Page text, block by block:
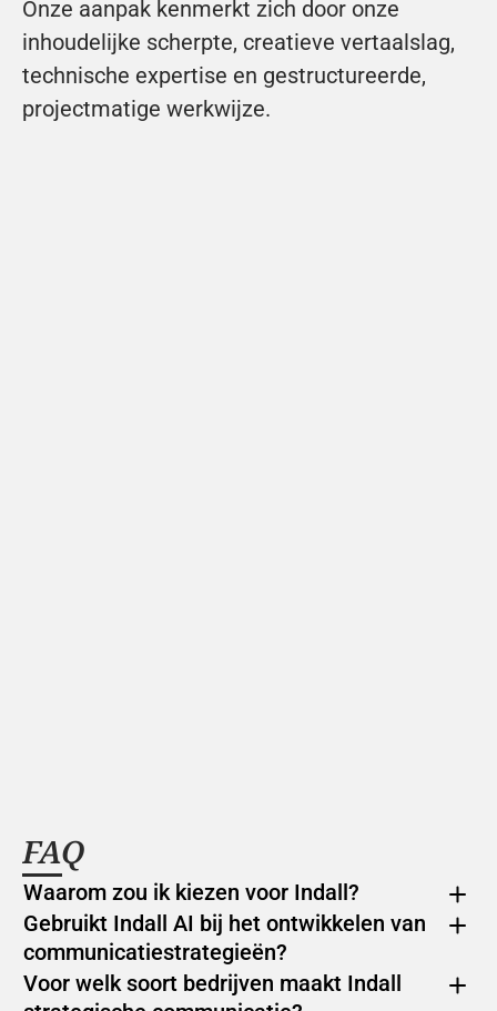
Onze aanpak kenmerkt zich door onze
inhoudelijke scherpte, creatieve vertaalslag,
technische expertise en gestructureerde,
projectmatige werkwijze.
FAQ
Waarom zou ik kiezen voor Indall?
Gebruikt Indall AI bij het ontwikkelen van
communicatiestrategieën?
Voor welk soort bedrijven maakt Indall